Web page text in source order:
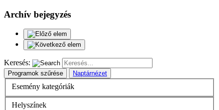
Archív bejegyzés
Keresés:
Programok szűrése Naptárnézet
Esemény kategóriák
Helyszínek